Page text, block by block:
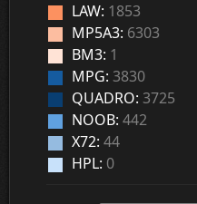
LAW: 1853
MP5A3: 6303
BM3: 1
MPG: 3830
QUADRO: 3725
NOOB: 442
X72: 44
HPL: 0